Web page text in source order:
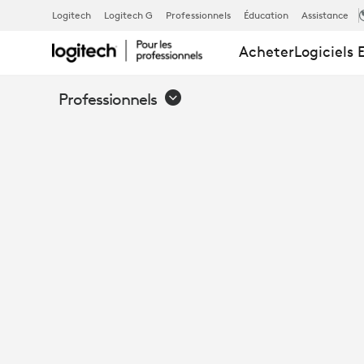
OPTIMISER
LES
Logitech Logitech G Professionnels Éducation Assistance
AcheterLogiciels
Professionnels